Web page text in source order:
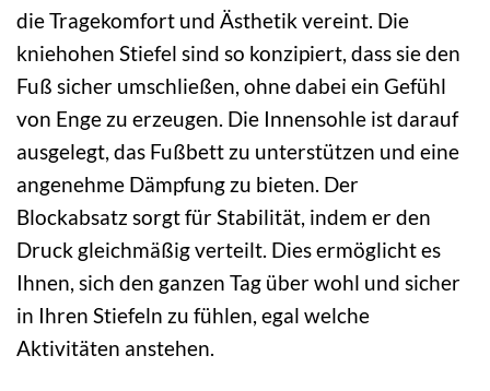
die Tragekomfort und Ästhetik vereint. Die
kniehohen Stiefel sind so konzipiert, dass sie den
Fuß sicher umschließen, ohne dabei ein Gefühl
von Enge zu erzeugen. Die Innensohle ist darauf
ausgelegt, das Fußbett zu unterstützen und eine
angenehme Dämpfung zu bieten. Der
Blockabsatz sorgt für Stabilität, indem er den
Druck gleichmäßig verteilt. Dies ermöglicht es
Ihnen, sich den ganzen Tag über wohl und sicher
in Ihren Stiefeln zu fühlen, egal welche
Aktivitäten anstehen.